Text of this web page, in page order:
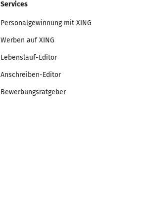
Services
Personalgewinnung mit XING
Werben auf XING
Lebenslauf-Editor
Anschreiben-Editor
Bewerbungsratgeber